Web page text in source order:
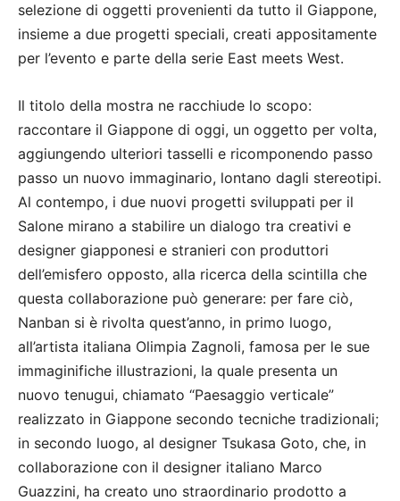
selezione di oggetti provenienti da tutto il Giappone,
insieme a due progetti speciali, creati appositamente
per l’evento e parte della serie East meets West.
Il titolo della mostra ne racchiude lo scopo:
raccontare il Giappone di oggi, un oggetto per volta,
aggiungendo ulteriori tasselli e ricomponendo passo
passo un nuovo immaginario, lontano dagli stereotipi.
Al contempo, i due nuovi progetti sviluppati per il
Salone mirano a stabilire un dialogo tra creativi e
designer giapponesi e stranieri con produttori
dell’emisfero opposto, alla ricerca della scintilla che
questa collaborazione può generare: per fare ciò,
Nanban si è rivolta quest’anno, in primo luogo,
all’artista italiana Olimpia Zagnoli, famosa per le sue
immaginifiche illustrazioni, la quale presenta un
nuovo tenugui, chiamato “Paesaggio verticale”
realizzato in Giappone secondo tecniche tradizionali;
in secondo luogo, al designer Tsukasa Goto, che, in
collaborazione con il designer italiano Marco
Guazzini, ha creato uno straordinario prodotto a